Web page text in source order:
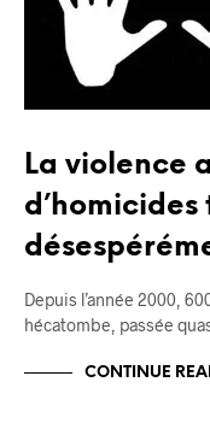
La violence
d’homicides
Depuis l’année 2000,
hécatombe, passée
CONTINUE